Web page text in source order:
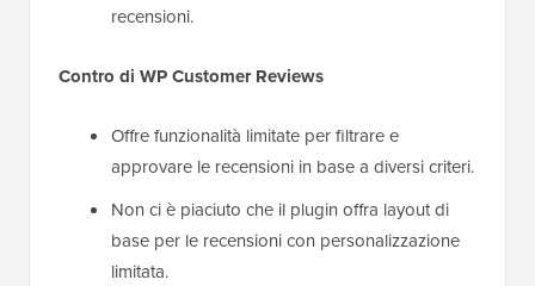
recensioni.
Contro di WP Customer Reviews
Offre funzionalità limitate per filtrare e
approvare le recensioni in base a diversi criteri.
Non ci è piaciuto che il plugin offra layout di
base per le recensioni con personalizzazione
limitata.